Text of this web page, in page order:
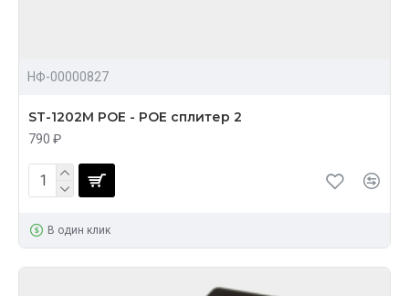
НФ-00000827
ST-1202M POE - POE сплитер 2
790 ₽
В один клик